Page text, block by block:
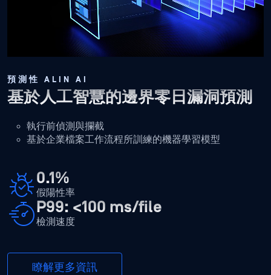
預測性 ALIN AI
基於人工智慧的邊界零日漏洞預測
執行前偵測與攔截
基於企業檔案工作流程所訓練的機器學習模型
0.1%
假陽性率
P99: <100 ms/file
檢測速度
瞭解更多資訊